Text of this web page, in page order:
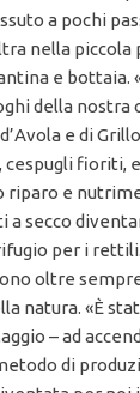
a pochi
nella
e bottaia.
della nostra
e di
fioriti,
riparo e
secco
per i
oltre
natura. «È
– ad
di